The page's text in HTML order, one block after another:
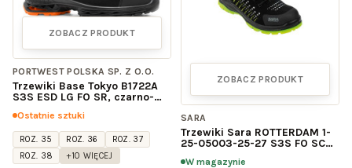
ZOBACZ PRODUKT
PORTWEST POLSKA SP. Z O.O.
Trzewiki Base Tokyo B1722A
S3S ESD LG FO SR, czarno-
Ostatnie sztuki
ROZ. 35 ROZ. 36
ROZ. 37
ROZ. 38
+10 WIĘCEJ
ZOBACZ PRODUKT
SARA
Trzewiki Sara ROTTERDAM 1-
25-05003-25-27 S3S FO SC
W magazynie